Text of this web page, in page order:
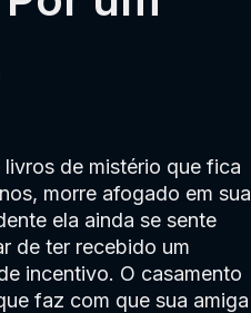
de mistério que fica
morre afogado em sua
ela ainda se sente
de ter recebido um
incentivo. O casamento
faz com que sua amiga